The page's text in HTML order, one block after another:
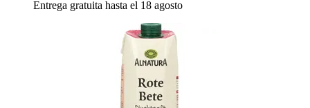
Entrega gratuita hasta el 18 agosto